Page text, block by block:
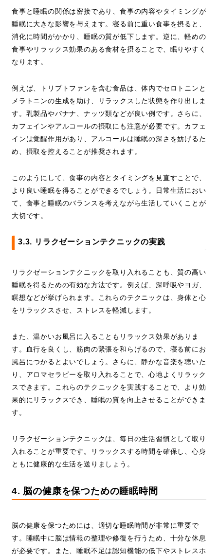
食事と睡眠の関係は密接であり、食事の内容やタイミングが
睡眠に大きな影響を与えます。寝る前に重い食事を摂ると、
消化に時間がかかり、睡眠の質が低下します。逆に、軽めの
食事やリラックス効果のある食材を摂ることで、眠りやすく
なります。
例えば、トリプトファンを含む食品は、体内でセロトニンと
メラトニンの生成を助け、リラックスした状態を作り出しま
す。乳製品やバナナ、ナッツ類などが良い例です。さらに、
カフェインやアルコールの摂取にも注意が必要です。カフェ
インは覚醒作用があり、アルコールは睡眠の深さを妨げるた
め、摂取を控えることが推奨されます。
このようにして、食事の内容とタイミングを見直すことで、
より良い睡眠を得ることができるでしょう。日常生活におい
て、食事と睡眠のバランスを考えながら生活していくことが
大切です。
3.3. リラクゼーションテクニックの実践
リラクゼーションテクニックを取り入れることも、質の高い
睡眠を得るための有効な方法です。例えば、深呼吸やヨガ、
瞑想などが挙げられます。これらのテクニックは、身体と心
をリラックスさせ、ストレスを軽減します。
また、温かいお風呂に入ることもリラックス効果がありま
す。血行を良くし、筋肉の緊張を和らげるので、寝る前にお
風呂につかるとよいでしょう。さらに、静かな音楽を聴いた
り、アロマセラピーを取り入れることで、心地よくリラック
スできます。これらのテクニックを実践することで、より効
果的にリラックスでき、睡眠の質を向上させることができま
す。
リラクゼーションテクニックは、毎日の生活習慣として取り
入れることが重要です。リラックスする時間を確保し、心身
ともに健康的な生活を送りましょう。
4. 脳の健康を保つための睡眠時間
脳の健康を保つためには、適切な睡眠時間が非常に重要で
す。睡眠中に脳は情報の整理や修復を行うため、十分な休息
が必要です。また、睡眠不足は認知機能の低下やストレスホ